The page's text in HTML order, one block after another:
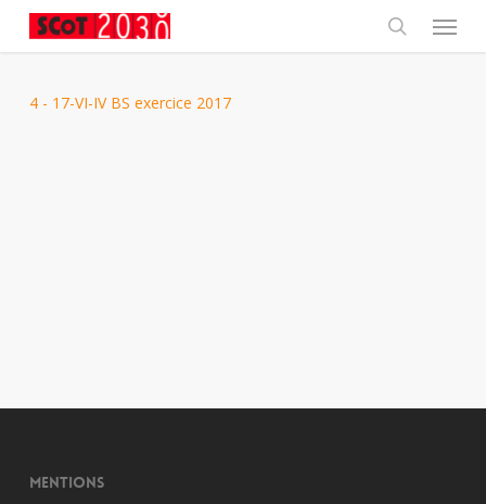
main
content search
Menu
4 - 17-VI-IV BS exercice 2017
Mentions